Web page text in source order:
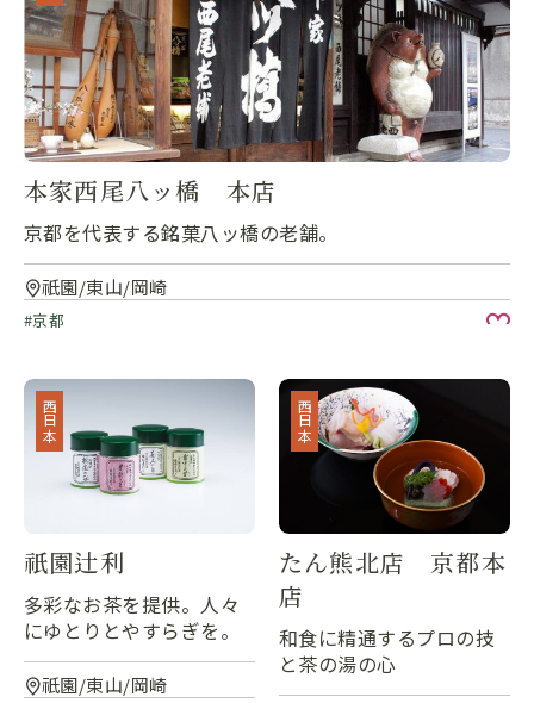
本家西尾八ッ橋 本店
京都を代表する銘菓八ッ橋の老舗。
祇園/東山/岡崎
京都 お
西日本
祇園辻利
多彩なお茶を提供。人々
にゆとりとやすらぎを。
祇園/東山/岡崎
西日本
たん熊北店 京都本
店
和食に精通するプロの技
と茶の湯の心